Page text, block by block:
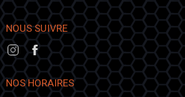
NOUS SUIVRE
NOS HORAIRES